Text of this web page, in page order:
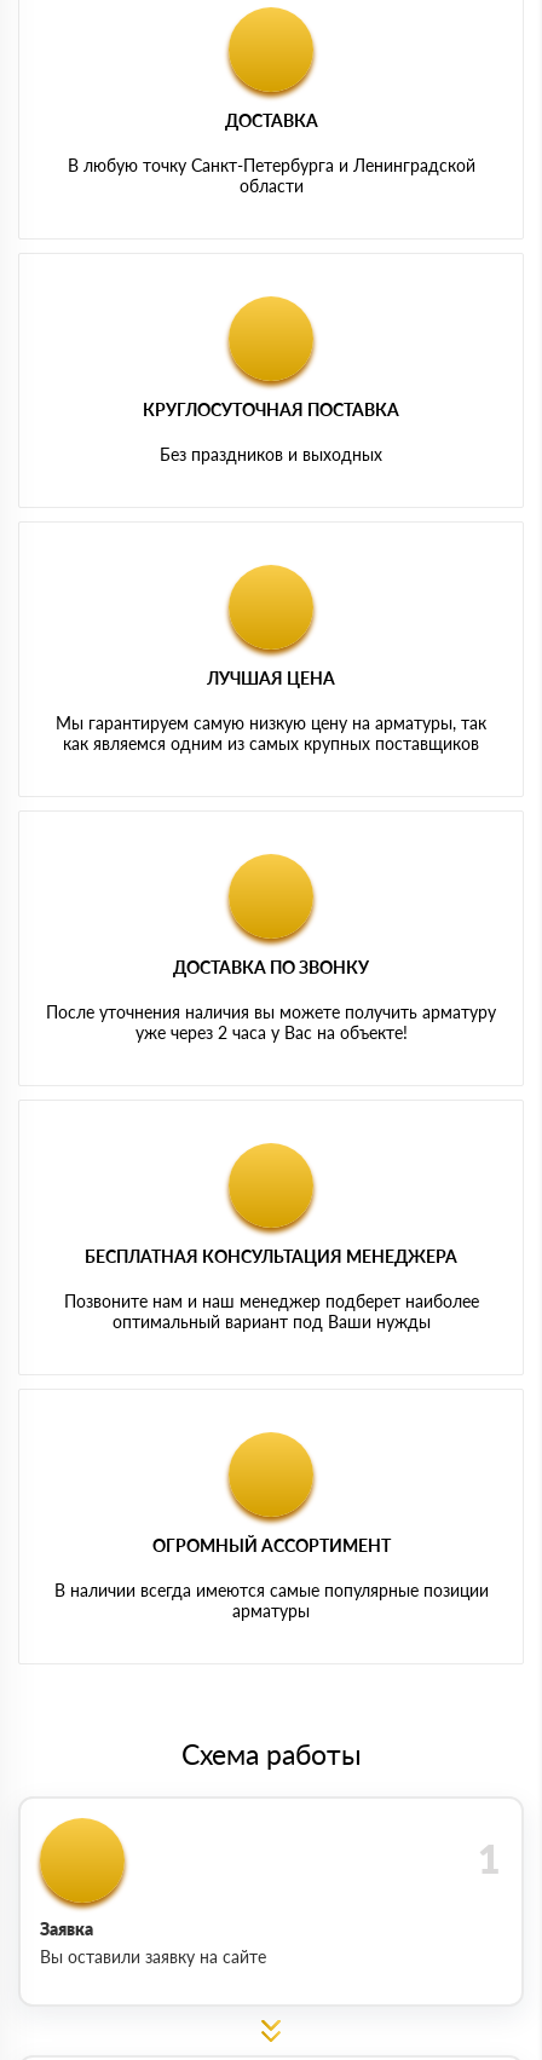
ДОСТАВКА
В любую точку Санкт-Петербурга и Ленинградской
области
КРУГЛОСУТОЧНАЯ ПОСТАВКА
Без праздников и выходных
ЛУЧШАЯ ЦЕНА
Мы гарантируем самую низкую цену на арматуры, так
как являемся одним из самых крупных поставщиков
ДОСТАВКА ПО ЗВОНКУ
После уточнения наличия вы можете получить арматуру
уже через 2 часа у Вас на объекте!
БЕСПЛАТНАЯ КОНСУЛЬТАЦИЯ МЕНЕДЖЕРА
Позвоните нам и наш менеджер подберет наиболее
оптимальный вариант под Ваши нужды
ОГРОМНЫЙ АССОРТИМЕНТ
В наличии всегда имеются самые популярные позиции
арматуры
Схема работы
Заявка
Вы оставили заявку на сайте